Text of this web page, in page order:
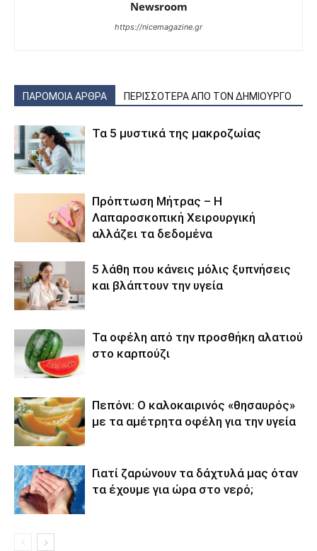
Newsroom
https://nicemagazine.gr
ΠΑΡΟΜΟΙΑ ΑΡΘΡΑ ΠΕΡΙΣΣΟΤΕΡΑ ΑΠΟ ΤΟΝ ΔΗΜΙΟΥΡΓΟ
Τα 5 μυστικά της μακροζωίας
Πρόπτωση Μήτρας – Η
Λαπαροσκοπική Χειρουργική
αλλάζει τα δεδομένα
5 λάθη που κάνεις μόλις ξυπνήσεις
και βλάπτουν την υγεία
Τα οφέλη από την προσθήκη αλατιού
στο καρπούζι
Πεπόνι: Ο καλοκαιρινός «θησαυρός»
με τα αμέτρητα οφέλη για την υγεία
Γιατί ζαρώνουν τα δάχτυλά μας όταν
τα έχουμε για ώρα στο νερό;